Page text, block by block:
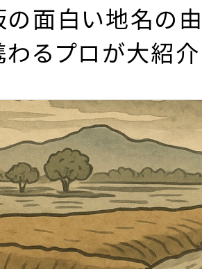
面白い地名の
わるプロが大紹